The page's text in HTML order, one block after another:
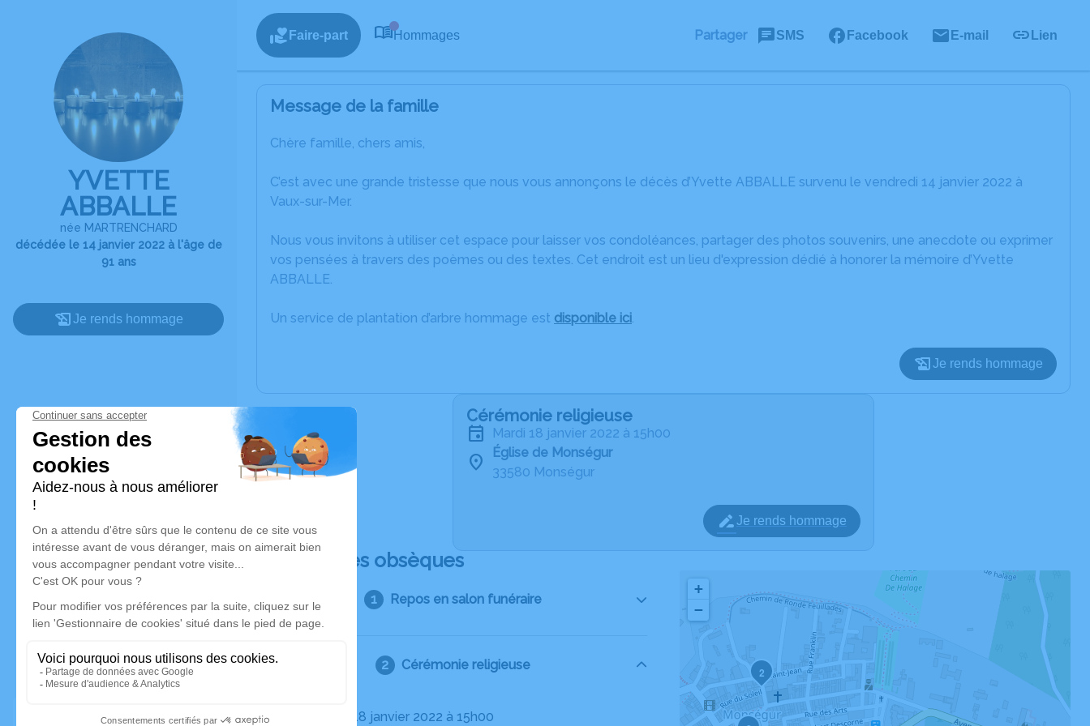
YVETTE
ABBALLE
née MARTRENCHARD
décédée le 14 janvier 2022 à l'âge de
91 ans
Je rends hommage
Faire-part Hommages Partager SMS Facebook E-mail Lien
Message de la famille
Chère famille, chers amis,
C’est avec une grande tristesse que nous vous annonçons le décès d’Yvette ABBALLE survenu le vendredi 14 janvier 2022 à
Vaux-sur-Mer.
Nous vous invitons à utiliser cet espace pour laisser vos condoléances, partager des photos souvenirs, une anecdote ou exprimer
vos pensées à travers des poèmes ou des textes. Cet endroit est un lieu d'expression dédié à honorer la mémoire d’Yvette
ABBALLE.
Un service de plantation d’arbre hommage est disponible ici.
Je rends hommage
Cérémonie religieuse
mardi 18 janvier 2022 à 15h00
Église de Monségur
33580 Monségur
Je rends hommage
Déroulé des obsèques
Repos en salon funéraire
Cérémonie religieuse
Le mardi 18 janvier 2022 à 15h00
2
+
−